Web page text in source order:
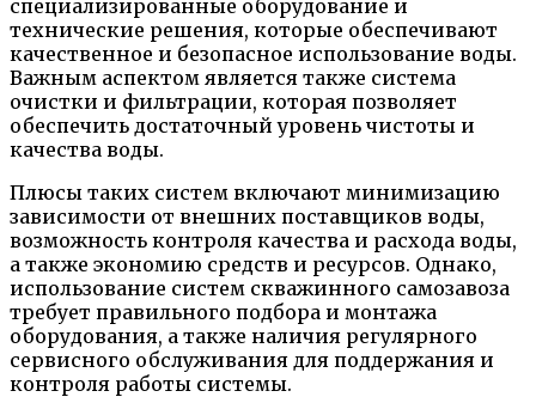
специализированные оборудование и
технические решения, которые обеспечивают
качественное и безопасное использование воды.
Важным аспектом является также система
очистки и фильтрации, которая позволяет
обеспечить достаточный уровень чистоты и
качества воды.
Плюсы таких систем включают минимизацию
зависимости от внешних поставщиков воды,
возможность контроля качества и расхода воды,
а также экономию средств и ресурсов. Однако,
использование систем скважинного самозавоза
требует правильного подбора и монтажа
оборудования, а также наличия регулярного
сервисного обслуживания для поддержания и
контроля работы системы.